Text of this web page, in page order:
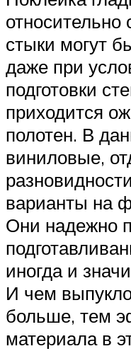
относительно
стыки могут
даже при
подготовки
приходится
полотен. В
виниловые,
варианты на
Они надежно
иногда и
И чем
больше, тем
материала в